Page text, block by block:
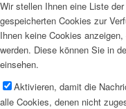
Wir stellen Ihnen eine Liste
gespeicherten Cookies zur
Ihnen keine Cookies
werden. Diese können Sie in
einsehen.
Aktivieren, damit die
alle Cookies, denen nicht